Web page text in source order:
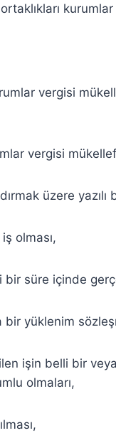
ortaklıkları
vergisi
vergisi
üzere
olması,
bir süre içinde
bir yüklenim
işin belli bir
olmaları,